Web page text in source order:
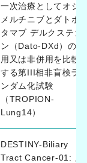
一次治療としてオシ
メルチニブとダトポ
タマブ デルクステカ
ン（Dato-DXd）の併
用又は非併用を比較
する第III相非盲検ラ
ンダム化試験
（TROPION-
Lung14）
DESTINY-Biliary
Tract Cancer-01: 局